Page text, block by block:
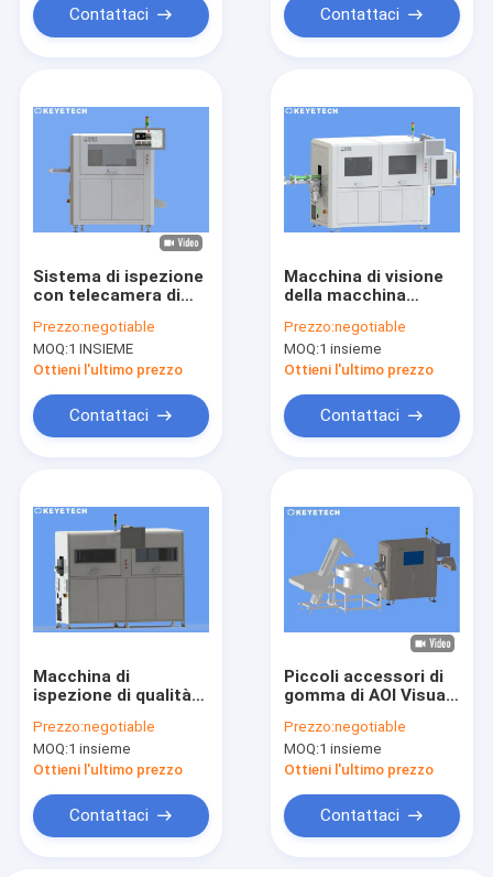
Contattaci Contattaci
Sistema di ispezione
con telecamera di
precisione per tappi
in plastica per CDS
Prezzo:negotiable
MOQ:1 INSIEME
Ottieni l'ultimo prezzo
Contattaci
Macchina di visione
della macchina
matrice lineare del
CCD con piccolo
costo della
manuale
Prezzo:negotiable
MOQ:1 insieme
Ottieni l'ultimo prezzo
Contattaci
Macchina di
ispezione di qualità
formato di sostegno
della telecamera CCD
Prezzo:negotiable
MOQ:1 insieme
Ottieni l'ultimo prezzo
Contattaci
Piccoli accessori di
gomma di AOI Visual
For con la
telecamera CCD
Prezzo:negotiable
MOQ:1 insieme
Ottieni l'ultimo prezzo
Contattaci